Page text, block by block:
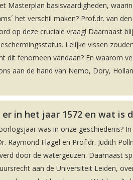
Masterplan basisvaardigheden,
het verschil maken? Prof.dr. van
op deze cruciale vraag! Daarnaast
Lelijke vissen
dit fenomeen vandaan? En waarom
aan de hand van Nemo, Dory,
er in het jaar 1572 en wat is
was in onze geschiedenis?
Raymond Flagel en Prof.dr. Judith
door de watergeuzen. Daarnaast
aan de Universiteit Leiden,